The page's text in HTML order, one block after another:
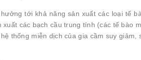
tới khả năng sản xuất các loại tế
xuất các bạch cầu trung tính (các tế bào
thống miễn dịch của gia cầm suy